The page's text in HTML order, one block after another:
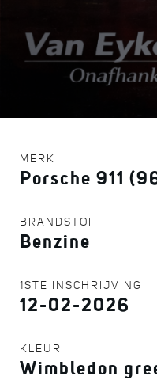
MERK
Porsche 911
BRANDSTOF
Benzine
1STE INSCHRIJVING
12-02-2026
KLEUR
Wimbledon